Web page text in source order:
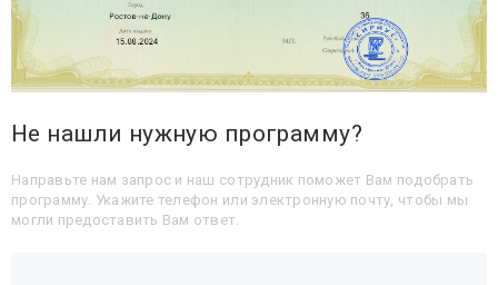
Не нашли нужную программу?
Направьте нам запрос и наш сотрудник поможет Вам подобрать
программу. Укажите телефон или электронную почту, чтобы мы
могли предоставить Вам ответ.